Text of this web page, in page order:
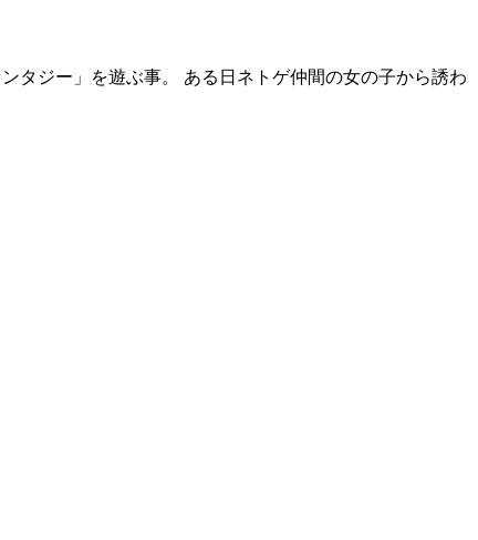
タジー」を遊ぶ事。 ある日ネトゲ仲間の女の子から誘わ